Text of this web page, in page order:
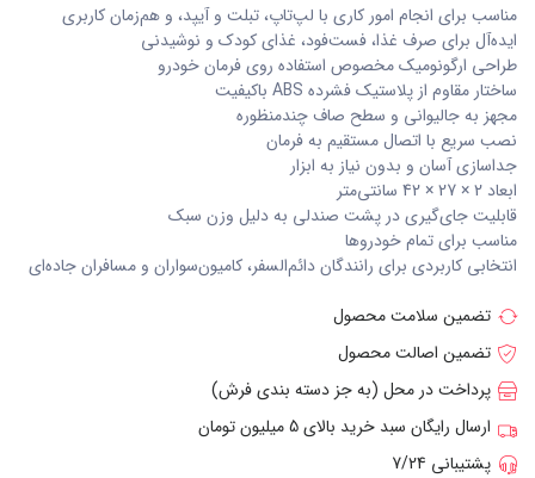
مناسب برای انجام امور کاری با لپ‌تاپ، تبلت و آیپد، و هم‌زمان کاربری
ایده‌آل برای صرف غذا، فست‌فود، غذای کودک و نوشیدنی
طراحی ارگونومیک مخصوص استفاده روی فرمان خودرو
ساختار مقاوم از پلاستیک فشرده ABS باکیفیت
مجهز به جالیوانی و سطح صاف چندمنظوره
نصب سریع با اتصال مستقیم به فرمان
جداسازی آسان و بدون نیاز به ابزار
ابعاد 2 × 27 × 42 سانتی‌متر
قابلیت جای‌گیری در پشت صندلی به دلیل وزن سبک
مناسب برای تمام خودروها
انتخابی کاربردی برای رانندگان دائم‌السفر، کامیون‌سواران و مسافران جاده‌ای
تضمین سلامت محصول
تضمین اصالت محصول
پرداخت در محل (به جز دسته بندی فرش)
ارسال رایگان سبد خرید بالای 5 میلیون تومان
پشتیبانی 7/24